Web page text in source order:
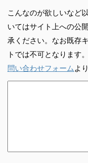
こんなのが欲しいなど
いてはサイト上への公
承ください。なお既存
トでは不可となります
問い合わせフォーム よ